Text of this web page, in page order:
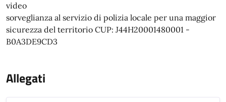
video
sorveglianza al servizio di polizia locale per una maggior
sicurezza del territorio CUP: J44H20001480001 -
B0A3DE9CD3
Allegati